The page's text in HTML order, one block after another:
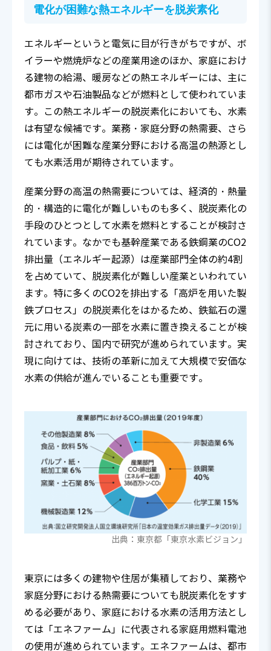
電化が困難な熱エネルギーを脱炭素化
エネルギーというと電気に目が行きがちですが、ボ
イラーや燃焼炉などの産業用途のほか、家庭におけ
る建物の給湯、暖房などの熱エネルギーには、主に
都市ガスや石油製品などが燃料として使われていま
す。この熱エネルギーの脱炭素化においても、水素
は有望な候補です。業務・家庭分野の熱需要、さら
には電化が困難な産業分野における高温の熱源とし
ても水素活用が期待されています。
産業分野の高温の熱需要については、経済的・熱量
的・構造的に電化が難しいものも多く、脱炭素化の
手段のひとつとして水素を燃料とすることが検討さ
れています。なかでも基幹産業である鉄鋼業のCO2
排出量（エネルギー起源）は産業部門全体の約4割
を占めていて、脱炭素化が難しい産業といわれてい
ます。特に多くのCO2を排出する「高炉を用いた製
鉄プロセス」の脱炭素化をはかるため、鉄鉱石の還
元に用いる炭素の一部を水素に置き換えることが検
討されており、国内で研究が進められています。実
現に向けては、技術の革新に加えて大規模で安価な
水素の供給が進んでいることも重要です。
出典：東京都「東京水素ビジョン」
東京には多くの建物や住居が集積しており、業務や
家庭分野における熱需要についても脱炭素化をすす
める必要があり、家庭における水素の活用方法とし
ては「エネファーム」に代表される家庭用燃料電池
の使用が進められています。エネファームは、都市